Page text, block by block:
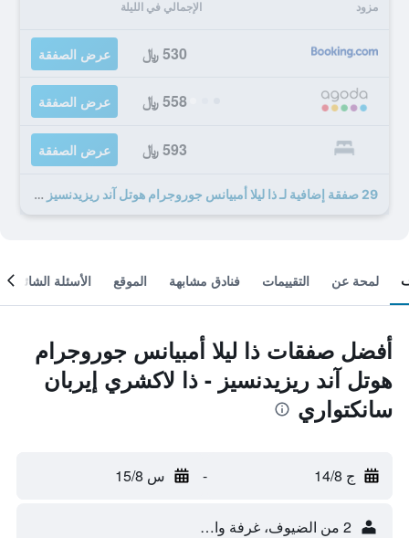
مزود الإجمالي في الليلة
530 ﷼ عرض الصفقة
558 ﷼ عرض الصفقة
593 ﷼ عرض الصفقة
29 صفقة إضافية لـ ذا ليلا أمبيانس جوروجرام هوتل آند ريزيدنسيز - ذا لاكشري إيربان سانكتواري
لمحة عن التقييمات فنادق مشابهة الموقع الأسئلة الشائعة
أفضل صفقات ذا ليلا أمبيانس جوروجرام
هوتل آند ريزيدنسيز - ذا لاكشري إيربان
سانكتواري
ج 14/8 - س 15/8
2 من الضيوف، غرفة واحدة